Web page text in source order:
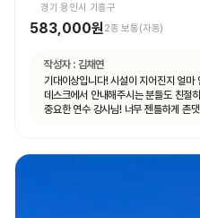
경기 용인시 기흥구
583,000원 2종 보통(자동)
작성자 : 김채연
기대이상입니다! 시설이 지어진지 얼마
데스크에서 안내해주시는 분들도 친절
중요한 연수 강사님! 너무 젠틀하게 존